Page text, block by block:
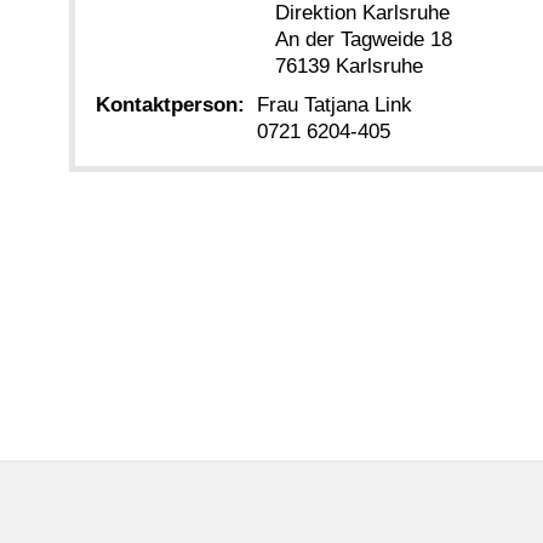
Direktion Karlsruhe
An der Tagweide 18
76139 Karlsruhe
Kontaktperson:
Frau Tatjana Link
0721 6204-405